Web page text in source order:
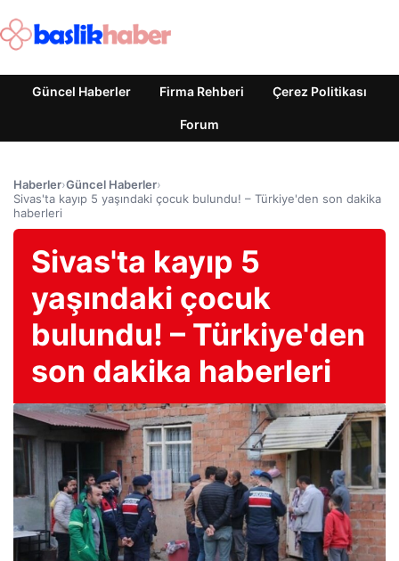
Güncel Haberler Firma Rehberi Çerez Politikası
Forum
Haberler›Güncel Haberler›
Sivas'ta kayıp 5 yaşındaki çocuk bulundu! – Türkiye'den son dakika
haberleri
Sivas'ta kayıp 5
yaşındaki çocuk
bulundu! – Türkiye'den
son dakika haberleri